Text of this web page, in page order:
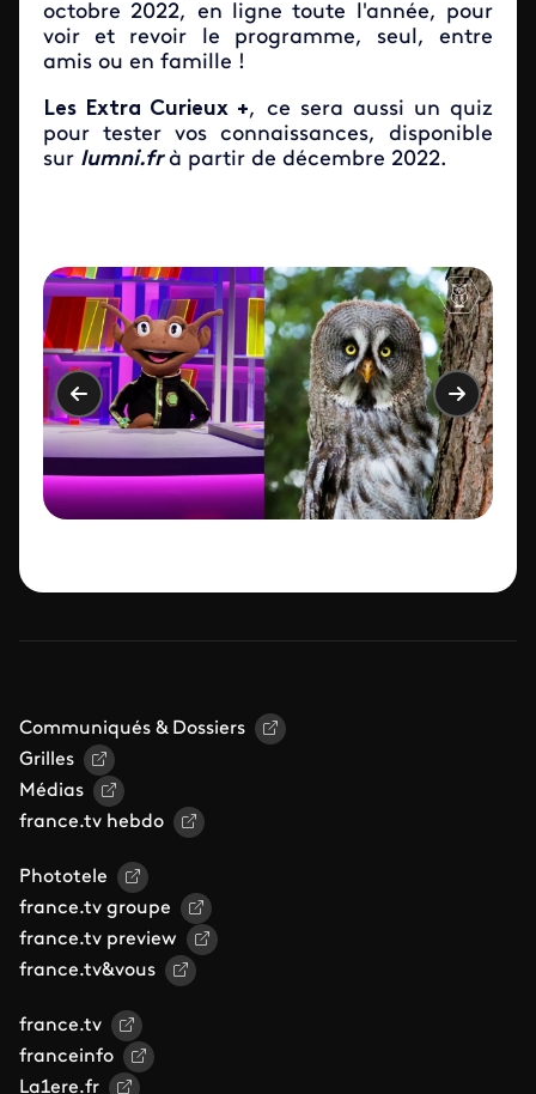
octobre 2022, en ligne toute l'année, pour
voir et revoir le programme, seul, entre
amis ou en famille !
Les Extra Curieux +, ce sera aussi un quiz
pour tester vos connaissances, disponible
sur lumni.frà partir de décembre 2022.
Communiqués & Dossiers
Grilles
Médias
france.tv hebdo
Phototele
france.tv groupe
france.tv preview
france.tv&vous
france.tv
franceinfo
La1ere.fr